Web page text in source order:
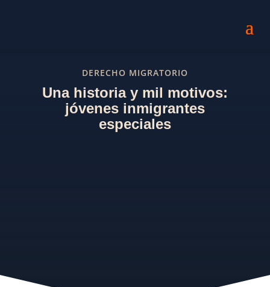
DERECHO MIGRATORIO
Una historia y mil motivos:
jóvenes inmigrantes
especiales